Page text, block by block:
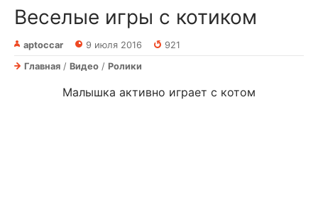
Веселые игры с котиком
aptoccar 9 июля 2016
921
Главная / Видео / Ролики
Малышка активно играет с котом